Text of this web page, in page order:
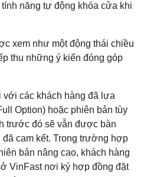
năng tự động khóa cửa khi
xem như một động thái chiều
thu những ý kiến đóng góp
với các khách hàng đã lựa
Option) hoặc phiên bản tùy
trước đó sẽ vẫn được bàn
cam kết. Trong trường hợp
bản nâng cao, khách hàng
VinFast nơi ký hợp đồng đặt